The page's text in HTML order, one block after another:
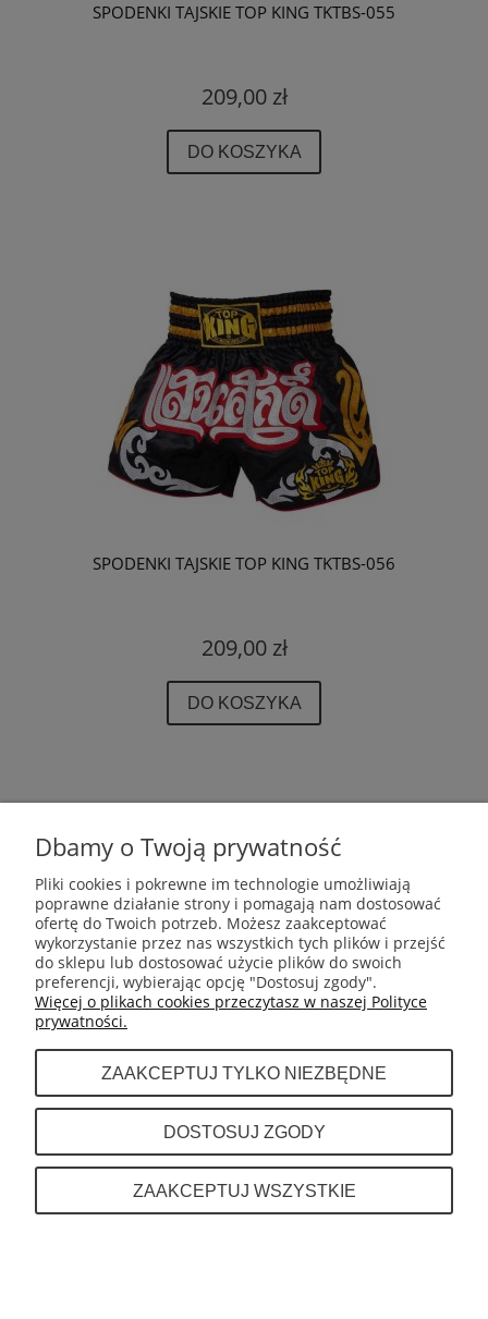
SPODENKI TAJSKIE TOP KING TKTBS-055
209,00 zł
DO KOSZYKA
SPODENKI TAJSKIE TOP KING TKTBS-056
209,00 zł
DO KOSZYKA
SPODENKI TAJSKIE TOP KING TKTBS-057
209,00 zł
Dbamy o Twoją prywatność
Pliki cookies i pokrewne im technologie umożliwiają
poprawne działanie strony i pomagają nam dostosować
ofertę do Twoich potrzeb. Możesz zaakceptować
wykorzystanie przez nas wszystkich tych plików i przejść
do sklepu lub dostosować użycie plików do swoich
preferencji, wybierając opcję "Dostosuj zgody".
Więcej o plikach cookies przeczytasz w naszej Polityce
prywatności.
ZAAKCEPTUJ TYLKO NIEZBĘDNE
DOSTOSUJ ZGODY
ZAAKCEPTUJ WSZYSTKIE